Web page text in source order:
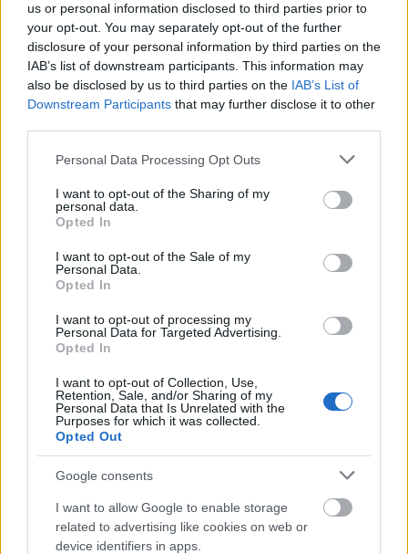
us or personal information disclosed to third parties prior to
your opt-out. You may separately opt-out of the further
disclosure of your personal information by third parties on the
IAB’s list of downstream participants. This information may
also be disclosed by us to third parties on the IAB’s List of
Downstream Participants that may further disclose it to other
Please note that this website/app uses one or more Google
not limited to your visit or usage behaviour. You may click to
grant or deny consent to Google and its third-party tags to
use your data for below specified purposes in below Google
consent section.
Personal Data Processing Opt Outs
I want to opt-out of the Sharing of my
personal data.
Opted In
I want to opt-out of the Sale of my
Personal Data.
Opted In
I want to opt-out of processing my
Personal Data for Targeted Advertising.
Opted In
I want to opt-out of Collection, Use,
Retention, Sale, and/or Sharing of my
Personal Data that Is Unrelated with the
Purposes for which it was collected.
Opted Out
Google consents
I want to allow Google to enable storage
related to advertising like cookies on web or
device identifiers in apps.
Október 10-e a mentális egészség világnapja, ennek
kapcsán rendezik meg minden évben a Mentálhetet.
Október 14-től 17-ig öt különböző programon
vehettek részt az érdeklődők, amelyek központi
témája az egymással és önmagunkkal való helyes
szólnak: támogatólag állnak a sokszínűséghez, a
kifolyólag a Mentálhéten is változatos események
közül választhattak a hallgatók: a plenáris
kutyabemutatóig. Az első rendezvény október 14-én
egy filmest volt a Faculty Club Színháztermében,
dokumentumfilmet nézhették meg.
A 93. Oscar-gálán a legjobb dokumentumfilm díját
elnyerő alkotás Craig Foster dél-afrikai
dokumentumfilm-rendező és egy közönséges polip
kapcsolatának alakulását mutatja be.
kezdetén Craig egy kiégett, emberi és családi
kapcsolódásra képtelen személy, aki a
búvárkodásban találja meg a kiutat. Az Atlanti-
óceán hínártengerében találkozik egy polippal,
akiben olyan érzelmi támaszra lel, ami segíti őt a
családi életének megélésében.